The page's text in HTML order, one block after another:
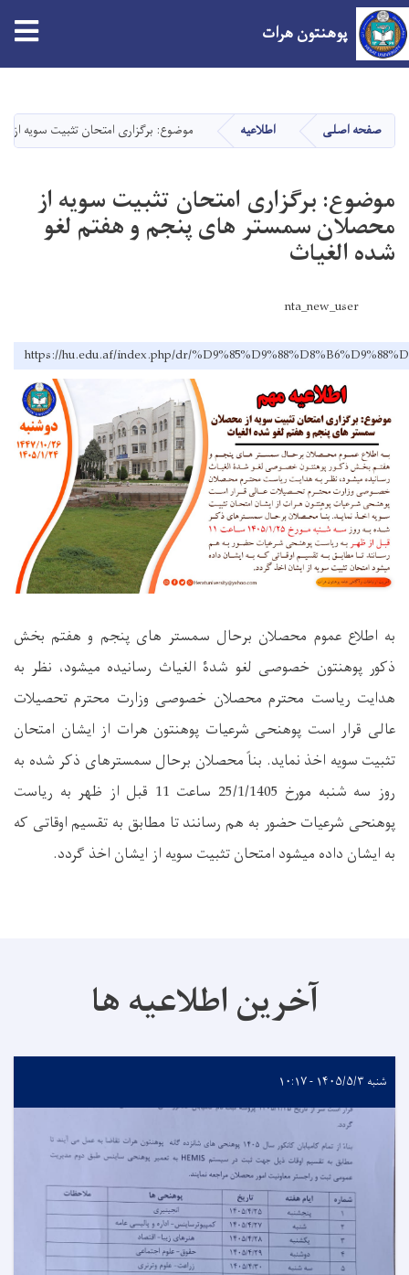
main
content
پوهنتون هرات
صفحه اصلی اطلاعیه موضوع: برگزاری امتحان تثبیت سویه
موضوع: برگزاری امتحان تثبیت سویه از
محصلان سمستر های پنجم و هفتم لغو
شده الغیاث
nta_new_user
https://hu.edu.af/index.php/dr/
به اطلاع عموم محصلان برحال سمستر های پنجم و هفتم بخش
ذکور پوهنتون خصوصی لغو شدۀ الغیاث رسانیده میشود، نظر به
هدایت ریاست محترم محصلان خصوصی وزارت محترم تحصیلات
عالی قرار است پوهنحی شرعیات پوهنتون هرات از ایشان امتحان
تثبیت سویه اخذ نماید. بناً محصلان برحال سمسترهای ذکر شده به
روز سه شنبه مورخ 25/1/1405 ساعت 11 قبل از ظهر به ریاست
پوهنحی شرعیات حضور به هم رسانند تا مطابق به تقسیم اوقاتی که
به ایشان داده میشود امتحان تثبیت سویه از ایشان اخذ گردد.
آخرین اطلاعیه ها
شنبه ۱۴۰۵/۵/۳ - ۱۰:۱۷